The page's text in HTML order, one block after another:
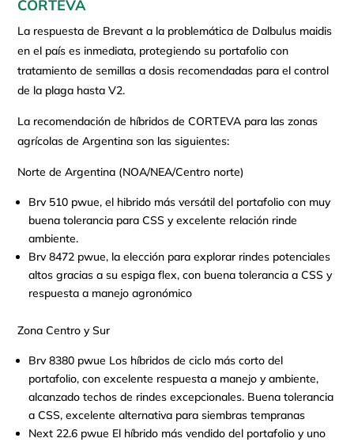
CORTEVA
La respuesta de Brevant a la problemática de Dalbulus maidis
en el país es inmediata, protegiendo su portafolio con
tratamiento de semillas a dosis recomendadas para el control
de la plaga hasta V2.
La recomendación de híbridos de CORTEVA para las zonas
agrícolas de Argentina son las siguientes:
Norte de Argentina (NOA/NEA/Centro norte)
Brv 510 pwue, el hibrido más versátil del portafolio con muy
buena tolerancia para CSS y excelente relación rinde
ambiente.
Brv 8472 pwue, la elección para explorar rindes potenciales
altos gracias a su espiga flex, con buena tolerancia a CSS y
respuesta a manejo agronómico
Zona Centro y Sur
Brv 8380 pwue Los híbridos de ciclo más corto del
portafolio, con excelente respuesta a manejo y ambiente,
alcanzado techos de rindes excepcionales. Buena tolerancia
a CSS, excelente alternativa para siembras tempranas
Next 22.6 pwue El híbrido más vendido del portafolio y uno